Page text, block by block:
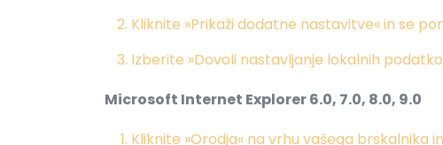
Kliknite »Prikaži dodatne nastavitve« in se
Izberite »Dovoli nastavljanje lokalnih
Microsoft Internet Explorer 6.0, 7.0, 8.0, 9.0
Kliknite »Orodja« na vrhu vašega brskalnika